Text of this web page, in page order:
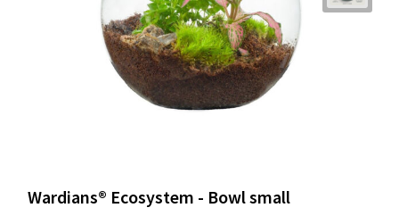
Wardians® Ecosystem - Bowl small